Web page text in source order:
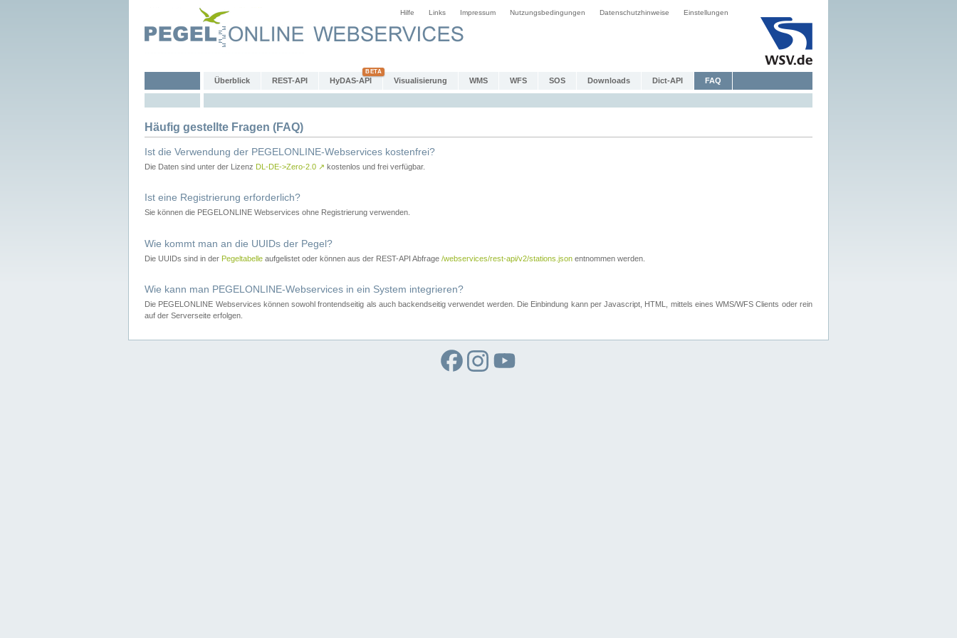
Hilfe Links Impressum Nutzungsbedingungen Datenschutzhinweise Einstellungen
Überblick REST-API HyDAS-API Visualisierung WMS WFS SOS Downloads Dict-API FAQ
Häufig gestellte Fragen (FAQ)
Ist die Verwendung der PEGELONLINE-Webservices kostenfrei?
Die Daten sind unter der Lizenz DL-DE->Zero-2.0 ↗ kostenlos und frei verfügbar.
Ist eine Registrierung erforderlich?
Sie können die PEGELONLINE Webservices ohne Registrierung verwenden.
Wie kommt man an die UUIDs der Pegel?
Die UUIDs sind in der Pegeltabelle aufgelistet oder können aus der REST-API Abfrage /webservices/rest-api/v2/stations.json entnommen werden.
Wie kann man PEGELONLINE-Webservices in ein System integrieren?
Die PEGELONLINE Webservices können sowohl frontendseitig als auch backendseitig verwendet werden. Die Einbindung kann per Javascript, HTML, mittels eines WMS/WFS Clients oder rein
auf der Serverseite erfolgen.